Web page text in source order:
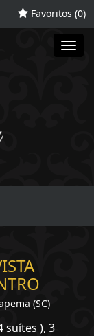
Favoritos (0)
(SC)
suítes ), 3